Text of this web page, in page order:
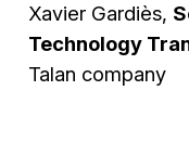
Xavier Gardiès,
Technology
Talan company